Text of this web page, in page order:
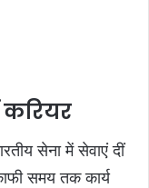
सेना में सेवाएं दीं
समय तक कार्य